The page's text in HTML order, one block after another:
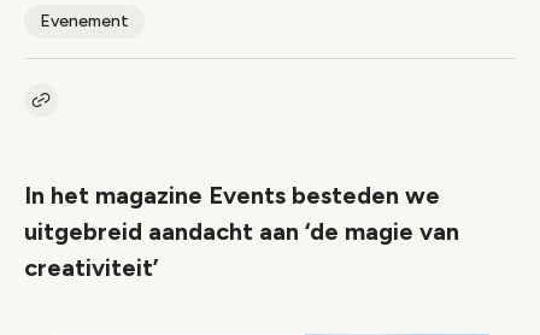
Evenement
Kopieer link naar artikel
In het magazine Events besteden we
uitgebreid aandacht aan ‘de magie van
creativiteit’